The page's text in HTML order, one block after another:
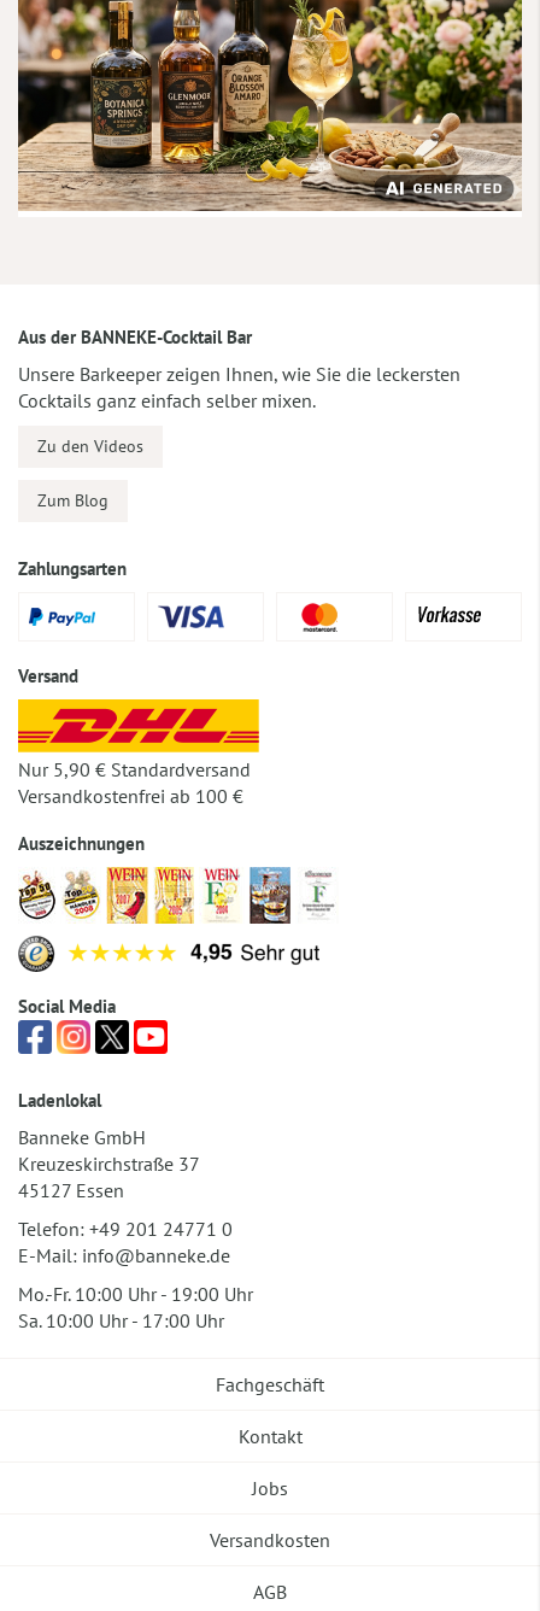
Aus der BANNEKE-Cocktail Bar
Unsere Barkeeper zeigen Ihnen, wie Sie die leckersten
Cocktails ganz einfach selber mixen.
Zu den Videos
Zum Blog
Zahlungsarten
Versand
Nur 5,90 € Standardversand
Versandkostenfrei ab 100 €
Auszeichnungen
Social Media
Ladenlokal
Banneke GmbH
Kreuzeskirchstraße 37
45127 Essen
Telefon: +49 201 24771 0
E-Mail: info@banneke.de
Mo.-Fr. 10:00 Uhr - 19:00 Uhr
Sa. 10:00 Uhr - 17:00 Uhr
Fachgeschäft
Kontakt
Jobs
Versandkosten
AGB